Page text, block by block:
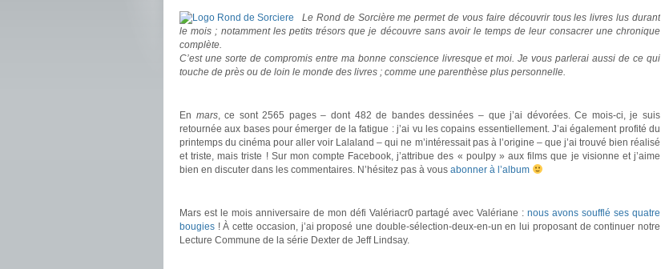
Le Rond de Sorcière me permet de vous faire découvrir tous les livres lus durant
le mois ; notamment les petits trésors que je découvre sans avoir le temps de leur consacrer une chronique
complète.
C’est une sorte de compromis entre ma bonne conscience livresque et moi. Je vous parlerai aussi de ce qui
touche de près ou de loin le monde des livres ; comme une parenthèse plus personnelle.
En mars, ce sont 2565 pages – dont 482 de bandes dessinées – que j’ai dévorées. Ce mois-ci, je suis
retournée aux bases pour émerger de la fatigue : j’ai vu les copains essentiellement. J’ai également profité du
printemps du cinéma pour aller voir Lalaland – qui ne m’intéressait pas à l’origine – que j’ai trouvé bien réalisé
et triste, mais triste ! Sur mon compte Facebook, j’attribue des « poulpy » aux films que je visionne et j’aime
bien en discuter dans les commentaires. N’hésitez pas à vous abonner à l’album
Mars est le mois anniversaire de mon défi Valériacr0 partagé avec Valériane :nous avons soufflé ses quatre
bougies ! À cette occasion, j’ai proposé une double-sélection-deux-en-un en lui proposant de continuer notre
Lecture Commune de la série Dexter de Jeff Lindsay.